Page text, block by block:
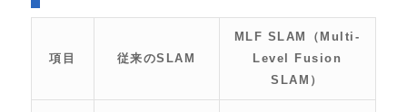
項目 従来のSLAM
MLF SLAM（Multi-
Level Fusion
SLAM）